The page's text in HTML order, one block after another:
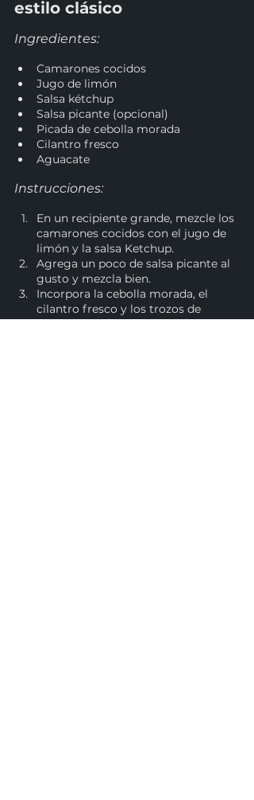
estilo clásico
Ingredientes:
Camarones cocidos
Jugo de limón
Salsa kétchup
Salsa picante (opcional)
Picada de cebolla morada
Cilantro fresco
Aguacate
Instrucciones:
En un recipiente grande, mezcle los
camarones cocidos con el jugo de
limón y la salsa Ketchup.
Agrega un poco de salsa picante al
gusto y mezcla bien.
Incorpora la cebolla morada, el
cilantro fresco y los trozos de
aguacate.